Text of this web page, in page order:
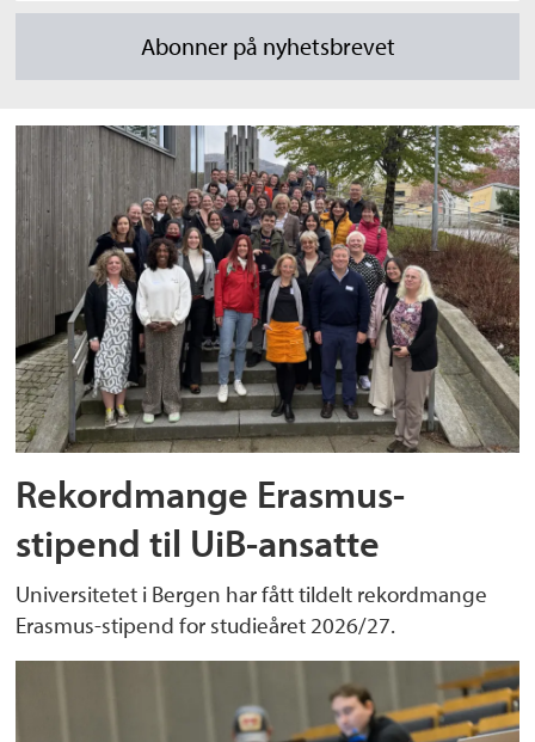
Rekordmange Erasmus-
stipend til UiB-ansatte
Universitetet i Bergen har fått tildelt rekordmange
Erasmus-stipend for studieåret 2026/27.